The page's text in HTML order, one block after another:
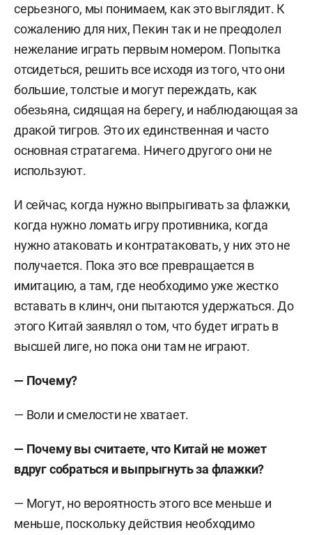
серьезного, мы понимаем, как это выглядит. К
сожалению для них, Пекин так и не преодолел
нежелание играть первым номером. Попытка
отсидеться, решить все исходя из того, что они
большие, толстые и могут переждать, как
обезьяна, сидящая на берегу, и наблюдающая за
дракой тигров. Это их единственная и часто
основная стратагема. Ничего другого они не
используют.
И сейчас, когда нужно выпрыгивать за флажки,
когда нужно ломать игру противника, когда
нужно атаковать и контратаковать, у них это не
получается. Пока это все превращается в
имитацию, а там, где необходимо уже жестко
вставать в клинч, они пытаются удержаться. До
этого Китай заявлял о том, что будет играть в
высшей лиге, но пока они там не играют.
— Почему?
— Воли и смелости не хватает.
— Почему вы считаете, что Китай не может
вдруг собраться и выпрыгнуть за флажки?
— Могут, но вероятность этого все меньше и
меньше, поскольку действия необходимо